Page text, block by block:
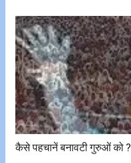
कैसे पहचानें बनावटी गुरुओं को ?